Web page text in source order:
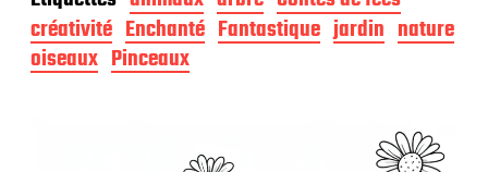
d
e
p
créativité Enchanté Fantastique jardin nature
oiseaux Pinceaux